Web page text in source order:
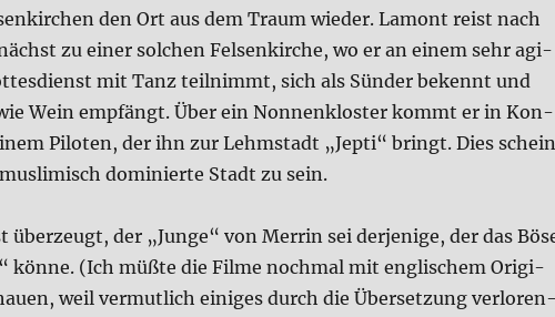
den Ort aus dem Traum wie­der. Lamont reist nach
zu einer sol­chen Fel­sen­kir­che, wo er an einem sehr agi­
mit Tanz teil­nimmt, sich als Sün­der bekennt und
Wein emp­fängt. Über ein Non­nen­klo­ster kommt er in Kon­
Pilo­ten, der ihn zur Lehm­stadt „Jep­ti“ bringt. Dies
domi­nier­te Stadt zu sein.
über­zeugt, der „Jun­ge“ von Mer­rin sei der­je­ni­ge, der das
kön­ne. (Ich müß­te die Fil­me noch­mal mit eng­li­schem Ori­gi­
weil ver­mut­lich eini­ges durch die Über­set­zung ver­lo­ren­